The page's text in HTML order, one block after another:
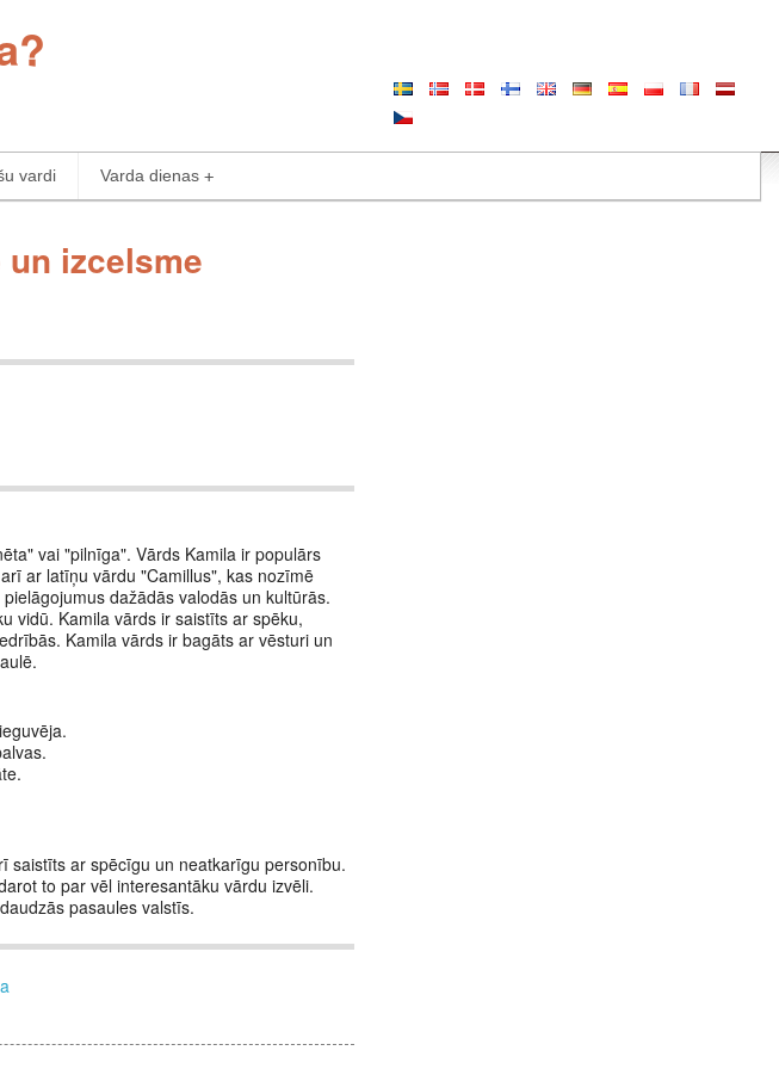
vardi Varda dienas
izcelsme
vai "pilnīga". Vārds Kamila ir populārs
ar latīņu vārdu "Camillus", kas nozīmē
dažādās valodās un kultūrās.
vidū. Kamila vārds ir saistīts ar spēku,
Kamila vārds ir bagāts ar vēsturi un
saistīts ar spēcīgu un neatkarīgu personību.
to par vēl interesantāku vārdu izvēli.
pasaules valstīs.